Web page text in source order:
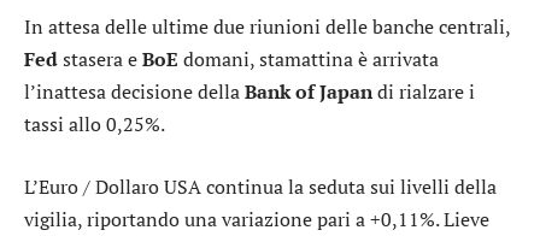
In attesa delle ultime due riunioni delle banche centrali,
Fedstasera eBoE domani, stamattina è arrivata
l’inattesa decisione dellaBank of Japandi rialzare i
tassi allo 0,25%.
L’Euro / Dollaro USAcontinua la seduta sui livelli della
vigilia, riportando una variazione pari a +0,11%. Lieve